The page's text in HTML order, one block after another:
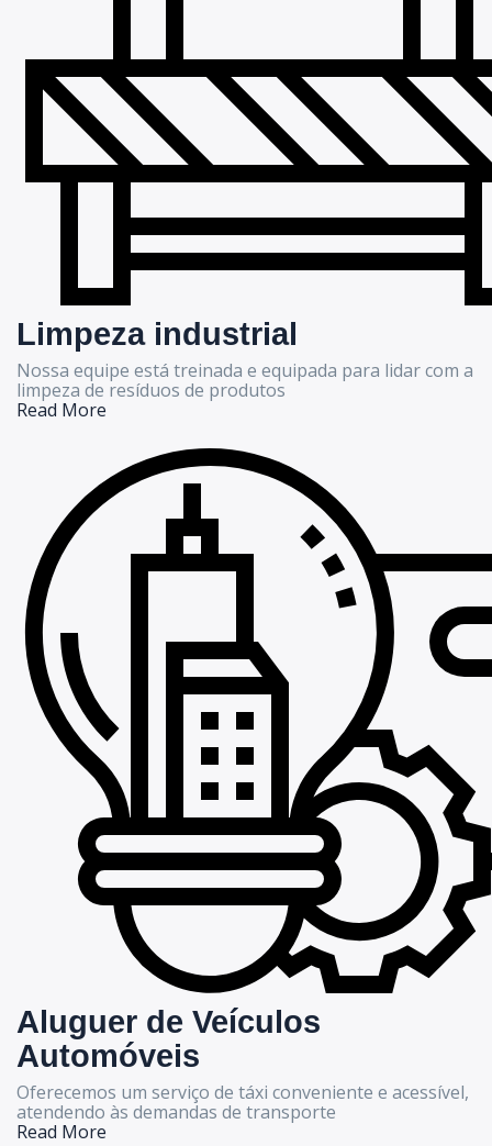
Limpeza industrial
Nossa equipe está treinada e equipada para lidar com a
limpeza de resíduos de produtos
Read More
Aluguer de Veículos
Automóveis
Oferecemos um serviço de táxi conveniente e acessível,
atendendo às demandas de transporte
Read More